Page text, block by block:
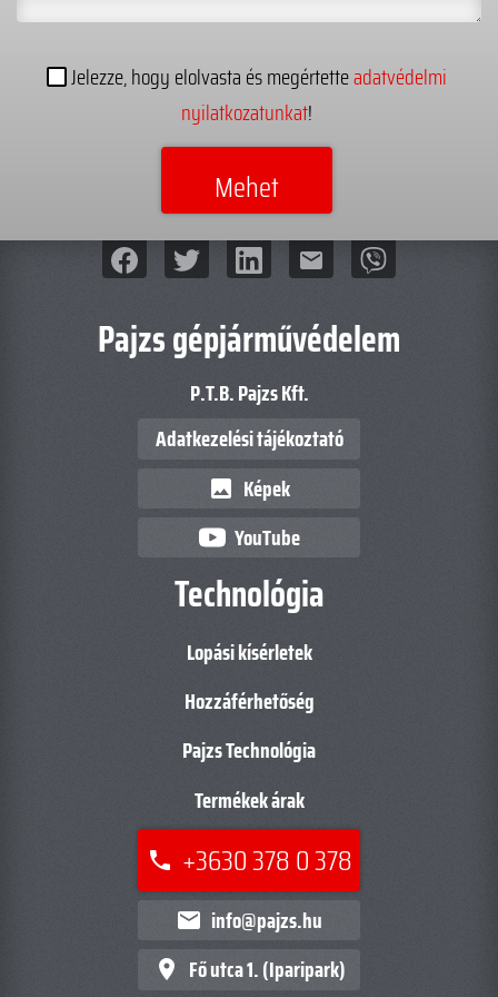
Jelezze, hogy elolvasta és megértetteadatvédelmi
nyilatkozatunkat!
mail
Pajzs gépjárművédelem
P.T.B. Pajzs Kft.
Adatkezelési tájékoztató
image Képek
YouTube
Technológia
Lopási kísérletek
Hozzáférhetőség
Pajzs Technológia
Termékek árak
phone +3630 378 0 378
mail info@pajzs.hu
place Fő utca 1. (Iparipark)